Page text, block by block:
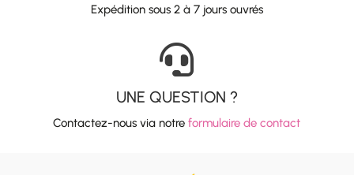
Expédition sous 2 à 7 jours ouvrés

UNE QUESTION ?
Contactez-nous via notreformulaire de contact